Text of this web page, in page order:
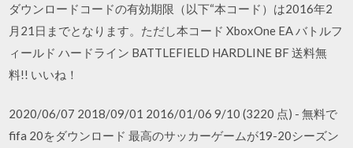
ダウンロードコードの有効期限（以下“本コード）は2016年2
月21日までとなります。ただし本コード XboxOne EA バトルフ
ィールド ハードライン BATTLEFIELD HARDLINE BF 送料無
料!! いいね！
2020/06/07 2018/09/01 2016/01/06 9/10 (3220 点) - 無料で
fifa 20をダウンロード 最高のサッカーゲームが19-20シーズン